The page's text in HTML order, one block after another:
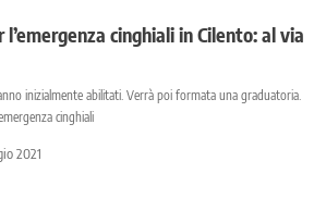
cinghiali in Cilento: al via
inizialmente abilitati. Verrà poi formata una graduatoria.
cinghiali
2021